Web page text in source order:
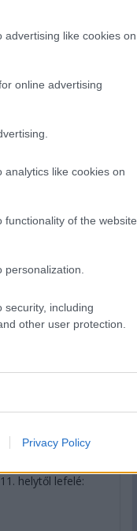
like cookies on
online advertising
like cookies on
of the website
security, including
other user protection.
Privacy Policy
egyaránt
még vannak
mindegy
fejezi be a körét.
Sainz, Russell,
helytől lefelé: